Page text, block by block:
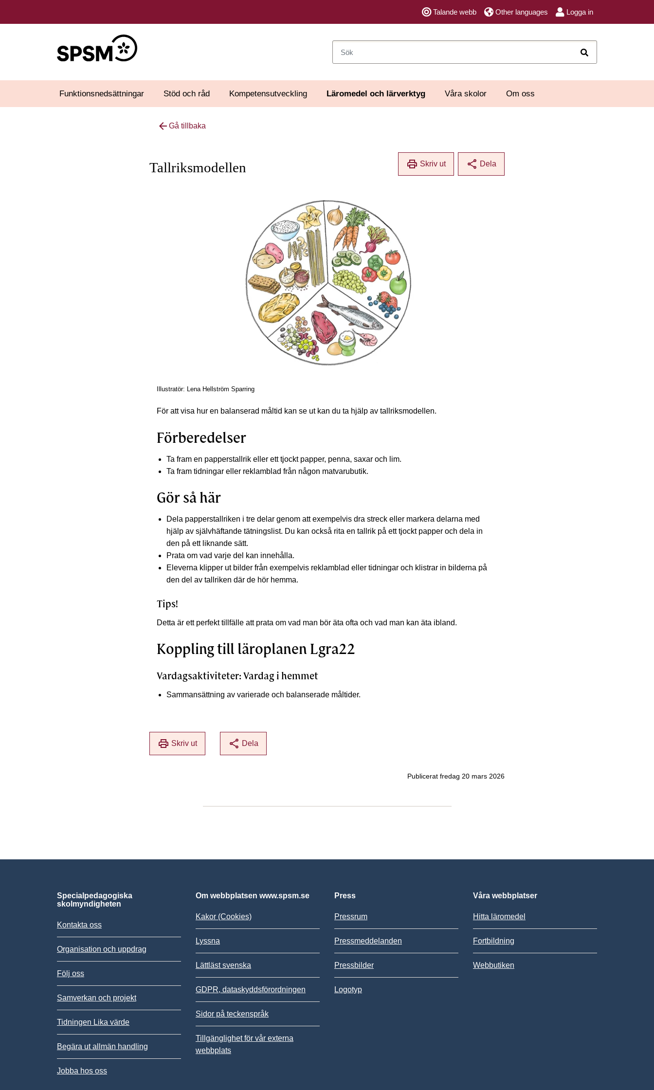
Talande webb Other languages Logga in
Funktionsnedsättningar Stöd och råd Kompetensutveckling Läromedel och lärverktyg Våra skolor Om oss
arrow_back Gå tillbaka
Tallriksmodellen print Skriv ut share Dela
Illustratör: Lena Hellström Sparring
För att visa hur en balanserad måltid kan se ut kan du ta hjälp av tallriksmodellen.
Förberedelser
Ta fram en papperstallrik eller ett tjockt papper, penna, saxar och lim.
Ta fram tidningar eller reklamblad från någon matvarubutik.
Gör så här
Dela papperstallriken i tre delar genom att exempelvis dra streck eller markera delarna med
hjälp av självhäftande tätningslist. Du kan också rita en tallrik på ett tjockt papper och dela in
den på ett liknande sätt.
Prata om vad varje del kan innehålla.
Eleverna klipper ut bilder från exempelvis reklamblad eller tidningar och klistrar in bilderna på
den del av tallriken där de hör hemma.
Tips!
Detta är ett perfekt tillfälle att prata om vad man bör äta ofta och vad man kan äta ibland.
Koppling till läroplanen Lgra22
Vardagsaktiviteter: Vardag i hemmet
Sammansättning av varierade och balanserade måltider.
print Skriv ut share Dela
Publicerat fredag 20 mars 2026
Specialpedagogiska
skolmyndigheten
Kontakta oss
Organisation och uppdrag
Följ oss
Samverkan och projekt
Tidningen Lika värde
Begära ut allmän handling
Jobba hos oss
Om webbplatsen www.spsm.se
Kakor (Cookies)
Lyssna
Lättläst svenska
GDPR, dataskyddsförordningen
Sidor på teckenspråk
Tillgänglighet för vår externa
webbplats
Press
Pressrum
Pressmeddelanden
Pressbilder
Logotyp
Våra webbplatser
Hitta läromedel
Fortbildning
Webbutiken